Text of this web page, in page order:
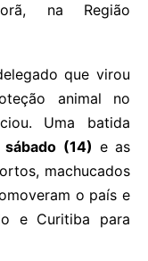
na Região
que virou
animal no
Uma batida
(14) e as
machucados
o país e
e Curitiba para